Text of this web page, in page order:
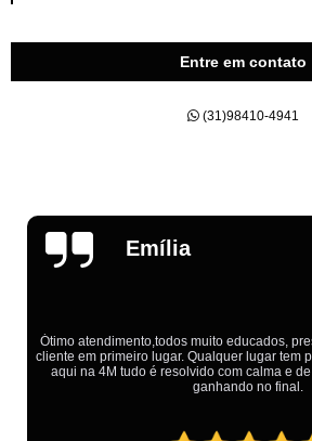
Entre em contato
(31)98410-4941
Emília
Ótimo atendimento,todos muito educados,
cliente em primeiro lugar. Qualquer lugar tem
aqui na 4M tudo é resolvido com calma e de
ganhando no final.